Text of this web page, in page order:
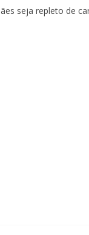
seja repleto de